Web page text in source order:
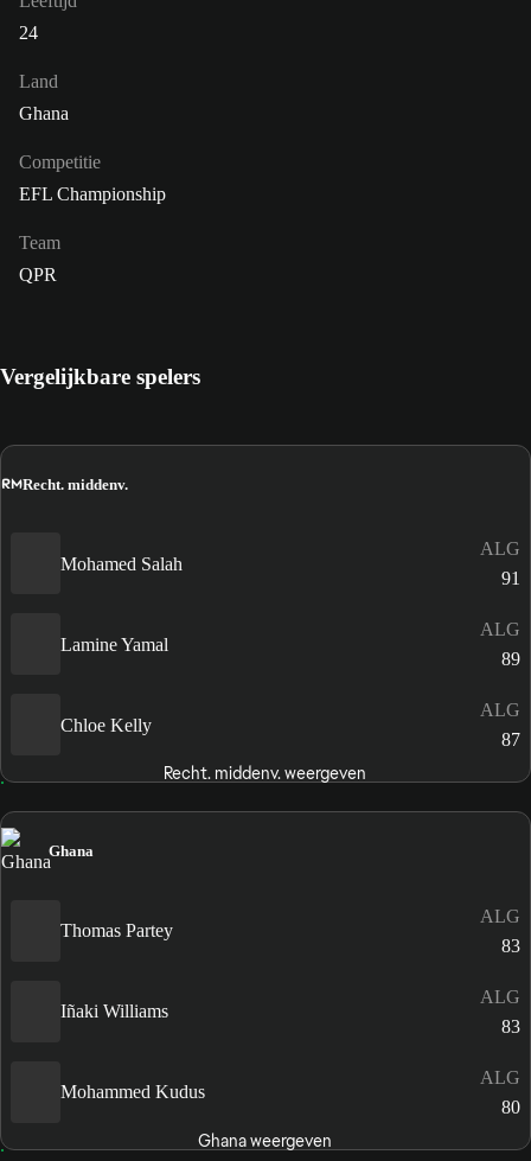
24
Land
Ghana
Competitie
EFL Championship
Team
QPR
Vergelijkbare spelers
RMRecht. middenv.
Mohamed Salah
ALG
91
Lamine Yamal
ALG
89
Chloe Kelly
ALG
87
Recht. middenv. weergeven
Ghana
Thomas Partey
ALG
83
Iñaki Williams
ALG
83
Mohammed Kudus
ALG
80
Ghana weergeven